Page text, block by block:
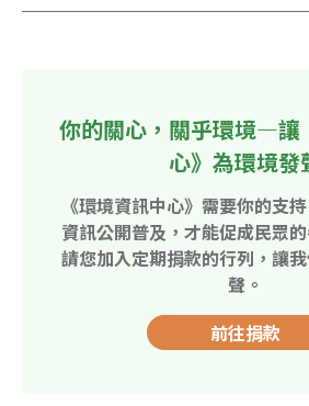
你的關心，關乎環境—讓
心》為環境發
《環境資訊中心》需要你的支
資訊公開普及，才能促成民眾
請您加入定期捐款的行列，讓
聲。
前往捐款